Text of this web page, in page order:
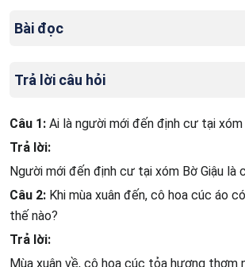
Bài đọc
Trả lời câu hỏi
Câu 1: Ai là người mới đến định cư tại xóm
Trả lời:
Người mới đến định cư tại xóm Bờ Giậu là
Câu 2: Khi mùa xuân đến, cô hoa cúc áo
thế nào?
Trả lời:
Mùa xuân về, cô hoa cúc tỏa hương thơm